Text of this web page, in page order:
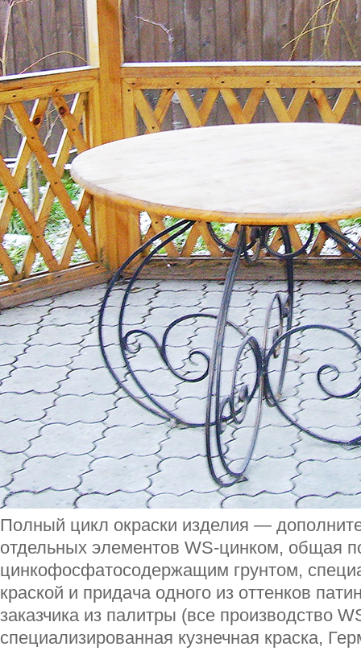
Полный цикл окраски изделия —
отдельных элементов WS-цинком, общая
цинкофосфатосодержащим грунтом,
краской и придача одного из оттенков
заказчика из палитры (все производство
специализированная кузнечная краска,